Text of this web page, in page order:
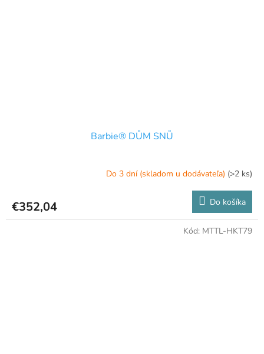
Barbie® DŮM SNŮ
Do 3 dní (skladom u dodávateľa) (>2 ks)
€352,04 Do košíka
Kód: MTTL-HKT79